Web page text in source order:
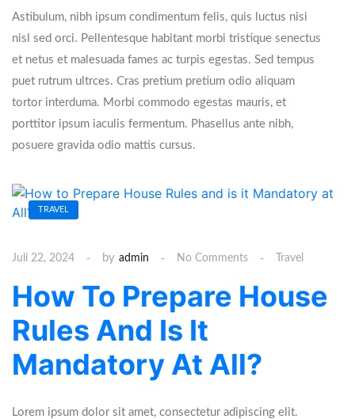
Astibulum, nibh ipsum condimentum felis, quis luctus nisi
nisl sed orci. Pellentesque habitant morbi tristique senectus
et netus et malesuada fames ac turpis egestas. Sed tempus
puet rutrum ultrces. Cras pretium pretium odio aliquam
tortor interduma. Morbi commodo egestas mauris, et
porttitor ipsum iaculis fermentum. Phasellus ante nibh,
posuere gravida odio mattis cursus.
TRAVEL
Juli 22, 2024 by admin No Comments Travel
How To Prepare House
Rules And Is It
Mandatory At All?
Lorem ipsum dolor sit amet, consectetur adipiscing elit.